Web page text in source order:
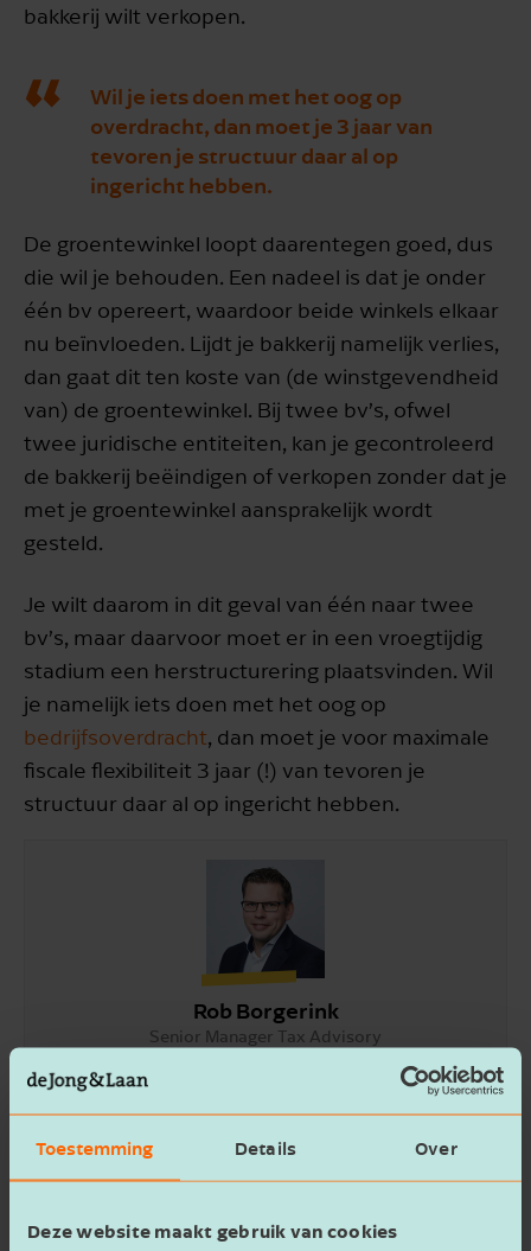
Toestemming Details Over
Deze website maakt gebruik van cookies
bakkerij wilt verkopen.
Wil je iets doen met het oog op
overdracht, dan moet je 3 jaar van
tevoren je structuur daar al op
ingericht hebben.
De groentewinkel loopt daarentegen goed, dus
die wil je behouden. Een nadeel is dat je onder
één bv opereert, waardoor beide winkels elkaar
nu beïnvloeden. Lijdt je bakkerij namelijk verlies,
dan gaat dit ten koste van (de winstgevendheid
van) de groentewinkel. Bij twee bv’s, ofwel
twee juridische entiteiten, kan je gecontroleerd
de bakkerij beëindigen of verkopen zonder dat je
met je groentewinkel aansprakelijk wordt
gesteld.
Je wilt daarom in dit geval van één naar twee
bv’s, maar daarvoor moet er in een vroegtijdig
stadium een herstructurering plaatsvinden. Wil
je namelijk iets doen met het oog op
bedrijfsoverdracht, dan moet je voor maximale
fiscale flexibiliteit 3 jaar (!) van tevoren je
structuur daar al op ingericht hebben.
Rob Borgerink
Senior Manager Tax Advisory
Neem contact op